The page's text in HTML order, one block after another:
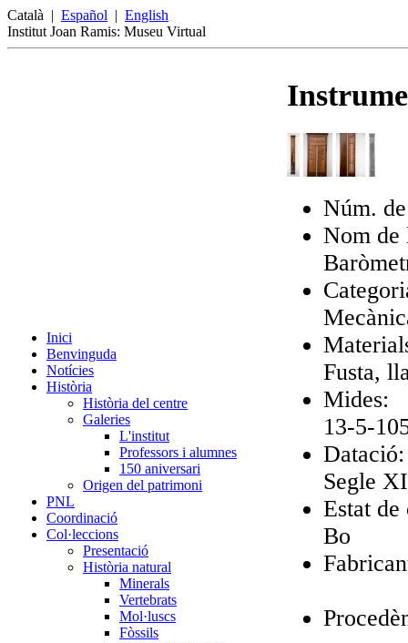
Català | Español | English
Institut Joan Ramis: Museu Virtual
Inici
Benvinguda
Notícies
Història
Història del centre
Galeries
L'institut
Professors i alumnes
150 aniversari
Origen del patrimoni
PNL
Coordinació
Col·leccions
Presentació
Història natural
Minerals
Vertebrats
Mol·luscs
Fòssils
Núm.
Nom de
Fusta,
Mides:
13-5-
Datació:
Segle
Estat de
Bo